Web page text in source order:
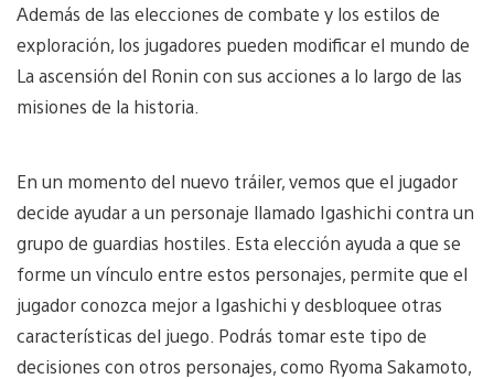
Además de las elecciones de combate y los estilos de
exploración, los jugadores pueden modificar el mundo de
La ascensión del Ronin con sus acciones a lo largo de las
misiones de la historia.
En un momento del nuevo tráiler, vemos que el jugador
decide ayudar a un personaje llamado Igashichi contra un
grupo de guardias hostiles. Esta elección ayuda a que se
forme un vínculo entre estos personajes, permite que el
jugador conozca mejor a Igashichi y desbloquee otras
características del juego. Podrás tomar este tipo de
decisiones con otros personajes, como Ryoma Sakamoto,